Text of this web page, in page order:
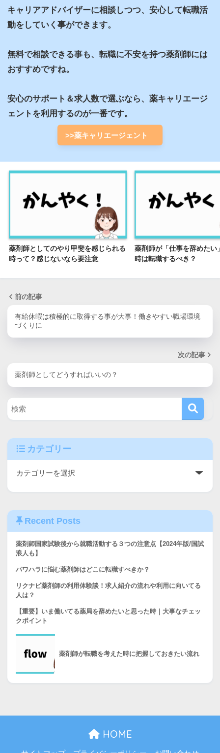
キャリアアドバイザーに相談しつつ、安心して転職活
動をしていく事ができます。
無料で相談できる事も、転職に不安を持つ薬剤師には
おすすめですね。
安心のサポート＆求人数で選ぶなら、薬キャリエージ
ェントを利用するのが一番です。
>>薬キャリエージェント
薬剤師としてのやり甲斐を感じられる
時って？感じないなら要注意
薬剤師が「仕事を辞めたい
時は転職するべき？
前の記事
有給休暇は積極的に取得する事が大事！働きやすい職場環境
づくりに
次の記事
薬剤師としてどうすればいいの？
カテゴリー
Recent Posts
薬剤師国家試験後から就職活動する３つの注意点【2024年版/国試
浪人も】
パワハラに悩む薬剤師はどこに転職すべきか？
リクナビ薬剤師の利用体験談！求人紹介の流れや利用に向いてる
人は？
【重要】いま働いてる薬局を辞めたいと思った時｜大事なチェッ
クポイント
薬剤師が転職を考えた時に把握しておきたい流れ
HOME